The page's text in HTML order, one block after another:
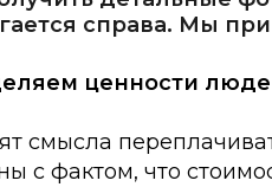
справа. Мы
ценности
смысла
с фактом, что